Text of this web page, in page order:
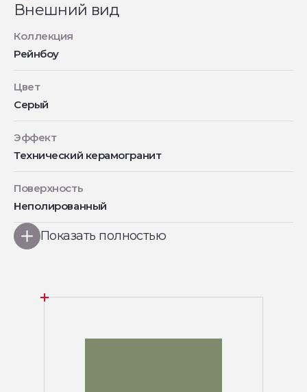
Внешний вид
Коллекция
Рейнбоу
Цвет
Серый
Эффект
Технический керамогранит
Поверхность
Неполированный
Показать полностью